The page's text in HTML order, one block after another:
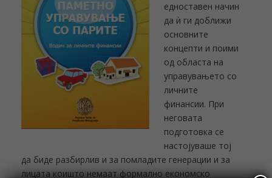
едноставен начин
да ѝ ги доближи
основните
концепти и поими
од областа на
управувањето со
личните
финансии. При
неговата
подготовка се
настојуваше тој
да биде разбирлив и за помладите генерации и за
лицата коишто немаат формално економско